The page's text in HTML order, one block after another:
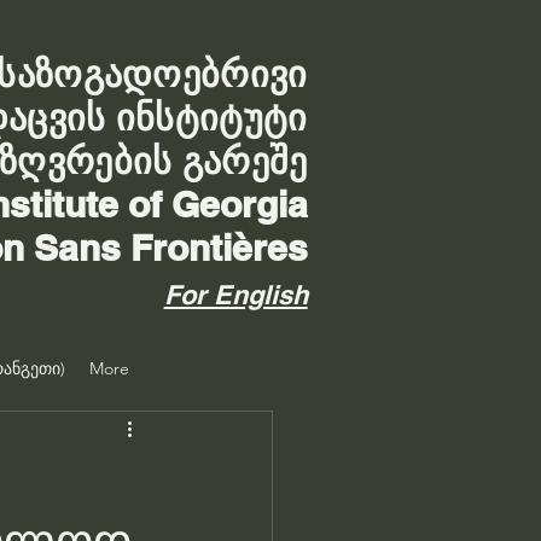
ინსტიტუტი
გარეშე
of Georgia
Sans Frontières
For English
More